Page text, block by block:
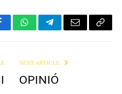
WhatsAppTelegramEmail Copy
NEXT ARTICLE
OPINIÓ